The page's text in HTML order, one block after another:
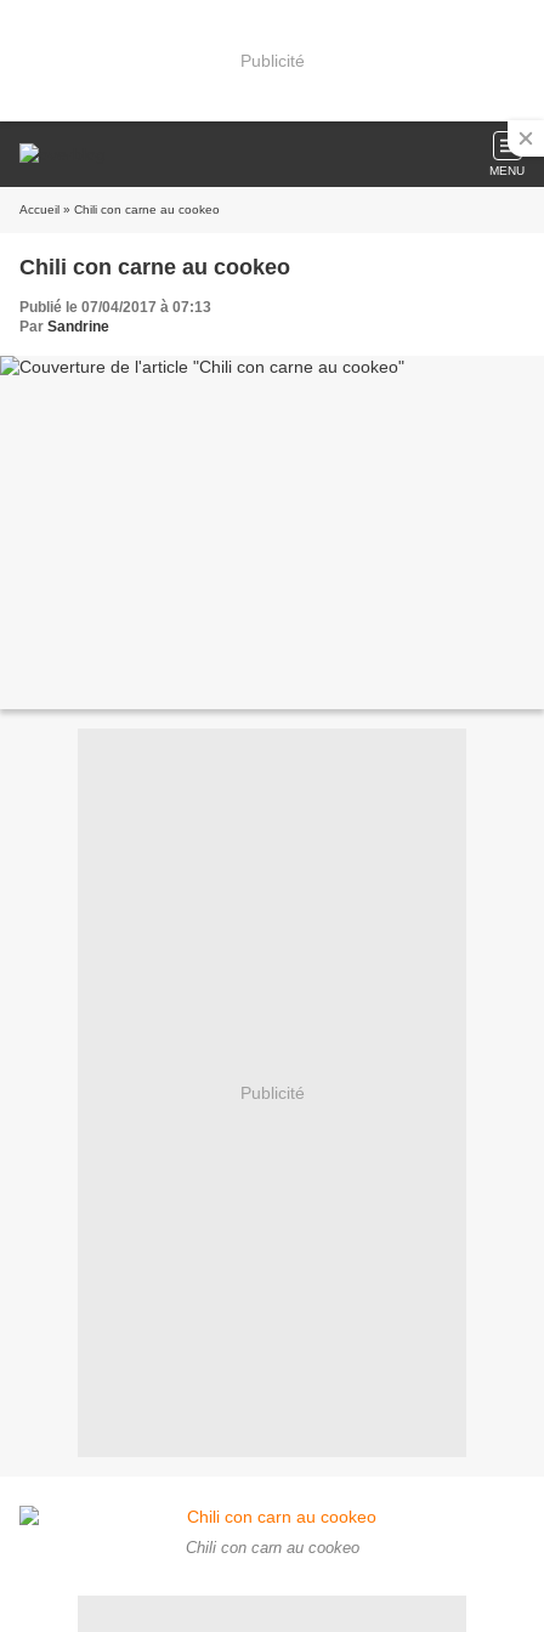
Publicité
MENU
Accueil » Chili con carne au cookeo
Chili con carne au cookeo
Publié le 07/04/2017 à 07:13
Par Sandrine
Publicité
Chili con carn au cookeo